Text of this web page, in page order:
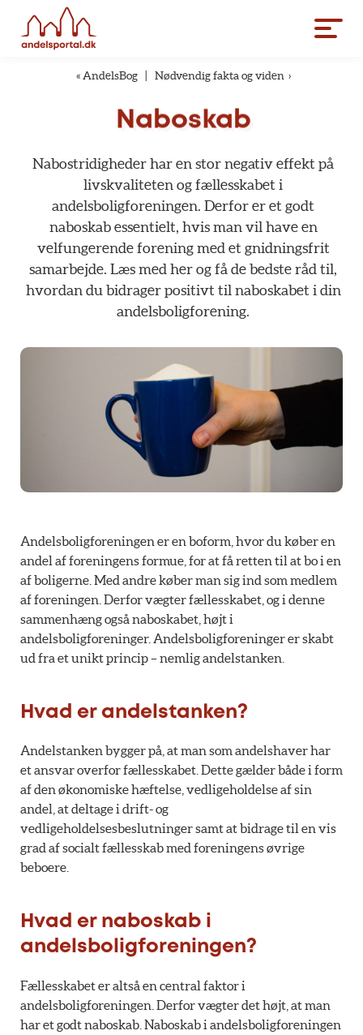
« AndelsBog Nødvendig fakta og viden ›
Naboskab
Nabostridigheder har en stor negativ effekt på
livskvaliteten og fællesskabet i
andelsboligforeningen. Derfor er et godt
naboskab essentielt, hvis man vil have en
velfungerende forening med et gnidningsfrit
samarbejde. Læs med her og få de bedste råd til,
hvordan du bidrager positivt til naboskabet i din
andelsboligforening.
Andelsboligforeningen er en boform, hvor du køber en
andel af foreningens formue, for at få retten til at bo i en
af boligerne. Med andre køber man sig ind som medlem
af foreningen. Derfor vægter fællesskabet, og i denne
sammenhæng også naboskabet, højt i
andelsboligforeninger. Andelsboligforeninger er skabt
ud fra et unikt princip – nemlig andelstanken.
Hvad er andelstanken?
Andelstanken bygger på, at man som andelshaver har
et ansvar overfor fællesskabet. Dette gælder både i form
af den økonomiske hæftelse, vedligeholdelse af sin
andel, at deltage i drift- og
vedligeholdelsesbeslutninger samt at bidrage til en vis
grad af socialt fællesskab med foreningens øvrige
beboere.
Hvad er naboskab i
andelsboligforeningen?
Fællesskabet er altså en central faktor i
andelsboligforeningen. Derfor vægter det højt, at man
har et godt naboskab. Naboskab i andelsboligforeningen